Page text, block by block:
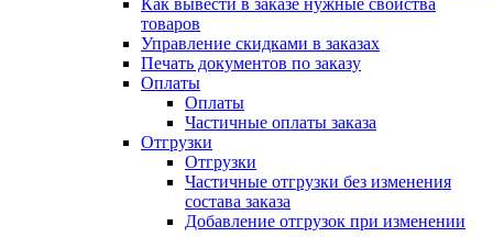
Как вывести в заказе нужные свойства
товаров
Управление скидками в заказах
Печать документов по заказу
Оплаты
Оплаты
Частичные оплаты заказа
Отгрузки
Отгрузки
Частичные отгрузки без изменения
состава заказа
Добавление отгрузок при изменении